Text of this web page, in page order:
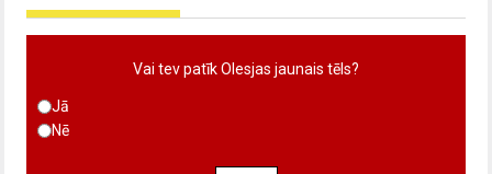
Vai tev patīk Olesjas jaunais tēls?
Jā
Nē